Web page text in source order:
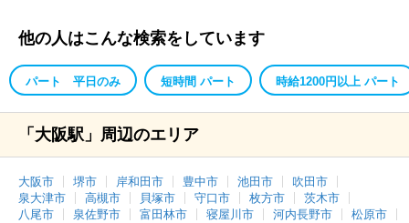
他の人はこんな検索をしています
パート 平日のみ 短時間 パート 時給1200円以上 パート
「大阪駅」周辺のエリア
大阪市 堺市 岸和田市 豊中市 池田市
吹田市
泉大津市
高槻市 貝塚市 守口市 枚方市
茨木市
八尾市
泉佐野市 富田林市 寝屋川市 河内長野市
松原市